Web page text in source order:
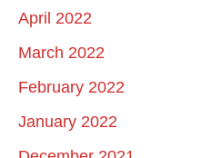
April 2022
March 2022
February 2022
January 2022